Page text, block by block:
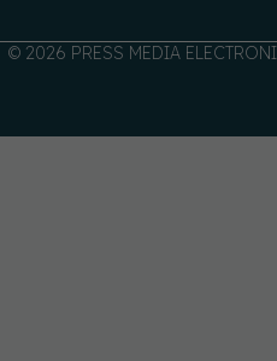
© 2026 PRESS MEDIA